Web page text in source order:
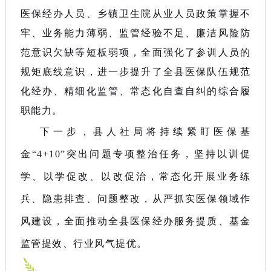
医保经办人员、乡镇卫生院从业人员政策掌握不
牢、业务能力薄弱、监管经验不足、廉洁风险防
范意识欠缺等短板弱项，全面强化了参训人员的
规矩底线意识，进一步提升了全县医保队伍规范
化经办、精细化监管、常态化自查自纠的综合履
职能力。
下一步，县人社局将持续紧盯医保基
金“4+10”突出问题专项整治任务，坚持以训促
学、以学促改、以改促治，常态化开展业务练
兵、隐患排查、问题整改，从严抓实医保领域作
风建设，全面推动全县医保经办服务提质、基金
监管提效、行业风气提优。